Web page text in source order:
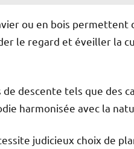
ou en bois
le regard et éveiller la
descente tels que des
harmonisée avec la
judicieux choix de